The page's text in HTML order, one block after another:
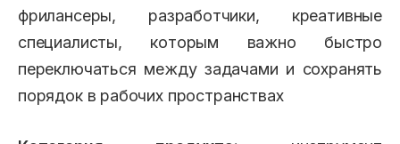
фрилансеры, разработчики, креативные
специалисты, которым важно быстро
переключаться между задачами и сохранять
порядок в рабочих пространствах